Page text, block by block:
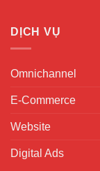
DỊCH VỤ
Omnichannel
E-Commerce
Website
Digital Ads